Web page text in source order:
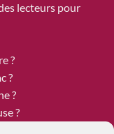
lecteurs pour
?
?
?
?